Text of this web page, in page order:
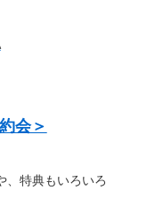
会＞
、特典もいろいろ